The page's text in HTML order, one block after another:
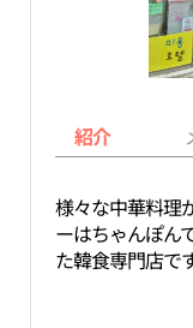
紹介
様々な中華料理
ーはちゃんぽん
た韓食専門店です